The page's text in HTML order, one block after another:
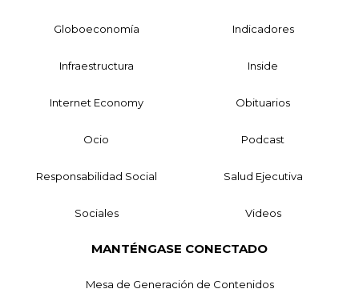
Globoeconomía Indicadores
Infraestructura Inside
Internet Economy Obituarios
Ocio Podcast
Responsabilidad Social Salud Ejecutiva
Sociales Videos
MANTÉNGASE CONECTADO
Mesa de Generación de Contenidos